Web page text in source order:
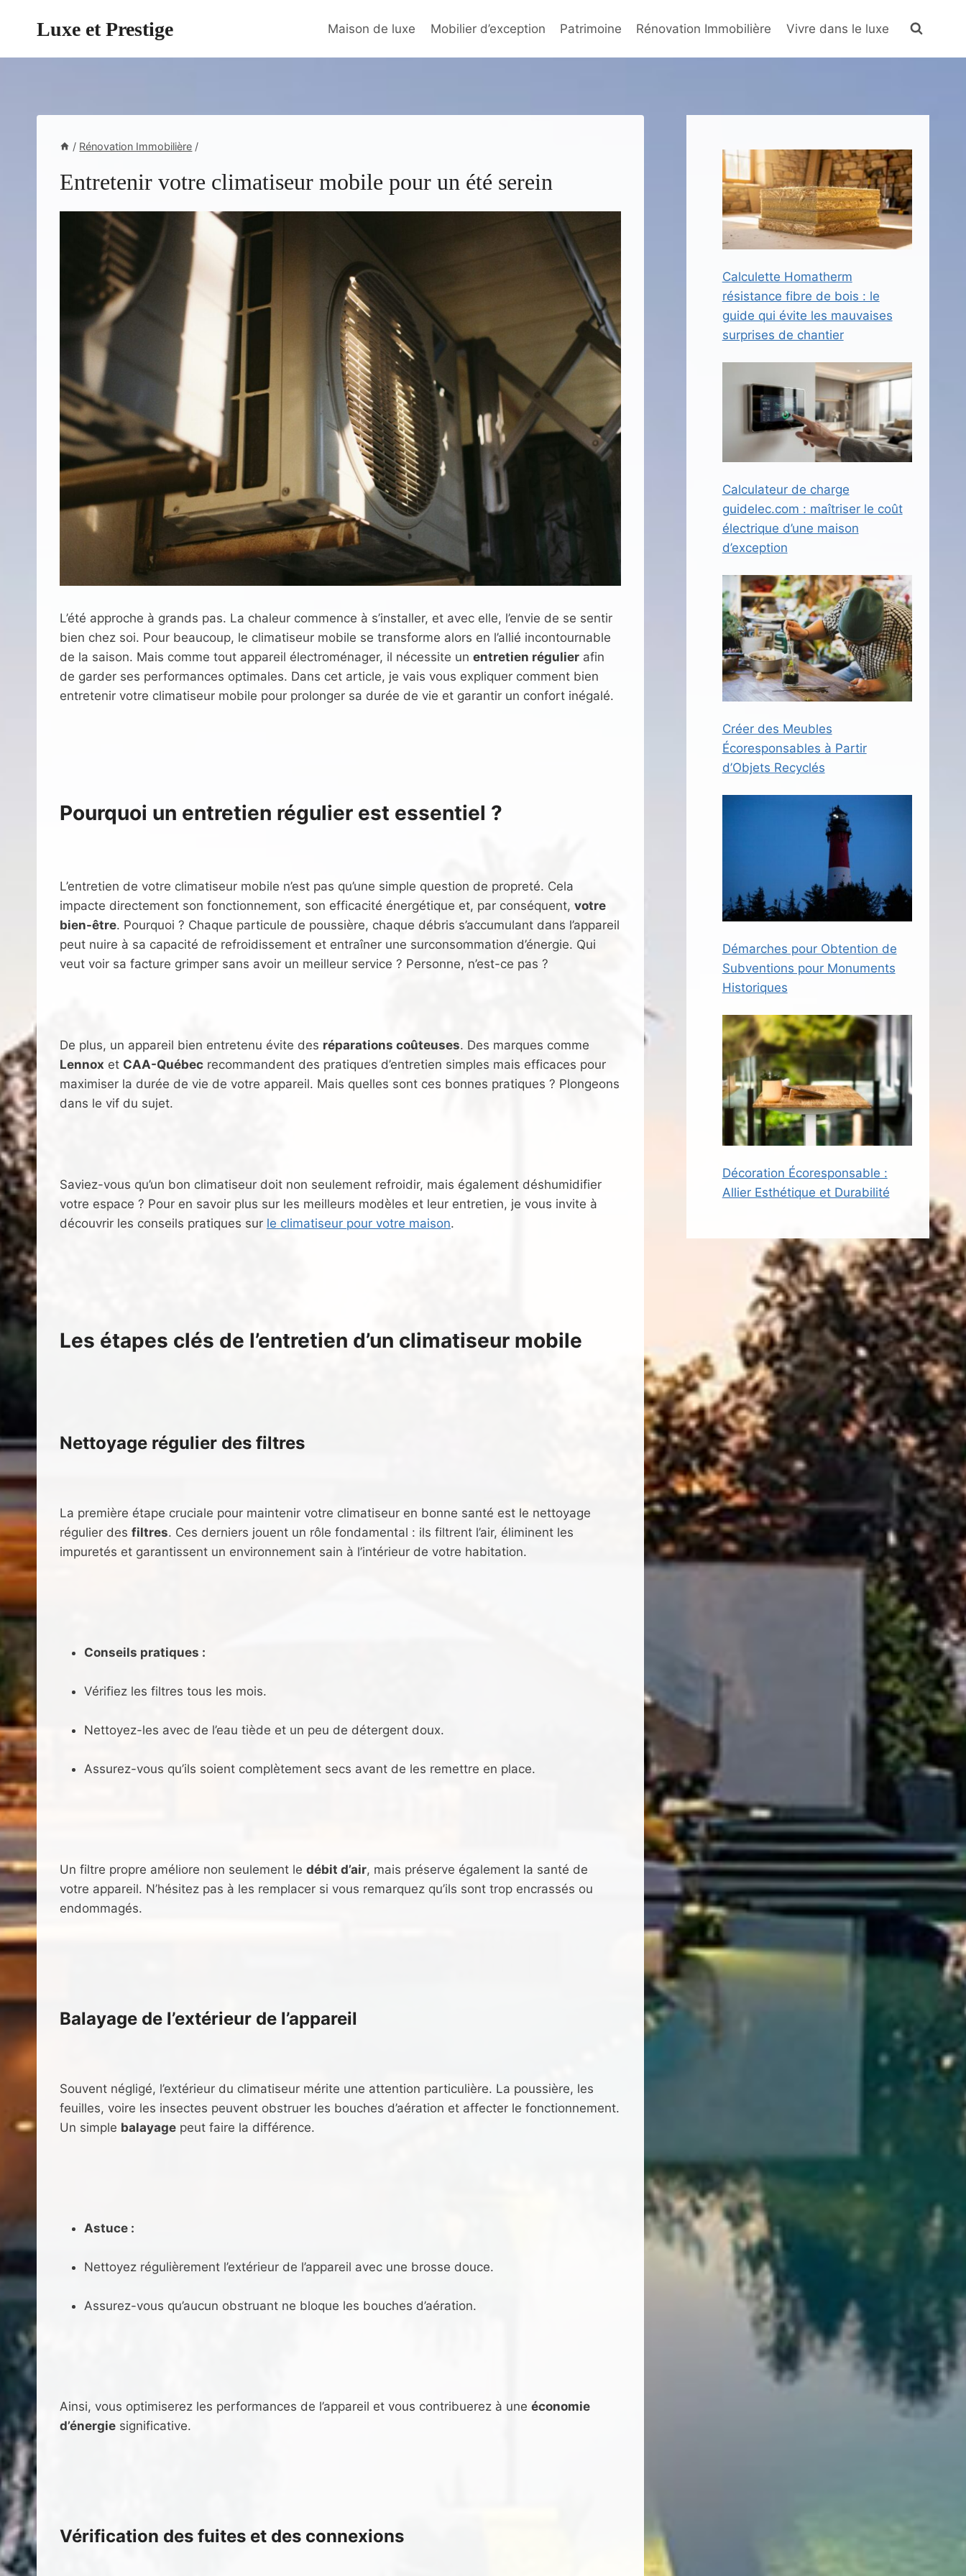
Luxe et Prestige Maison de luxe Mobilier d’exception Patrimoine Rénovation Immobilière Vivre dans le luxe
/ Rénovation Immobilière /
Entretenir votre climatiseur mobile pour un été serein
L’été approche à grands pas. La chaleur commence à s’installer, et avec elle, l’envie de se sentir
bien chez soi. Pour beaucoup, le climatiseur mobile se transforme alors en l’allié incontournable
de la saison. Mais comme tout appareil électroménager, il nécessite un entretien régulier afin
de garder ses performances optimales. Dans cet article, je vais vous expliquer comment bien
entretenir votre climatiseur mobile pour prolonger sa durée de vie et garantir un confort inégalé.
Pourquoi un entretien régulier est essentiel ?
L’entretien de votre climatiseur mobile n’est pas qu’une simple question de propreté. Cela
impacte directement son fonctionnement, son efficacité énergétique et, par conséquent, votre
bien-être. Pourquoi ? Chaque particule de poussière, chaque débris s’accumulant dans l’appareil
peut nuire à sa capacité de refroidissement et entraîner une surconsommation d’énergie. Qui
veut voir sa facture grimper sans avoir un meilleur service ? Personne, n’est-ce pas ?
De plus, un appareil bien entretenu évite des réparations coûteuses. Des marques comme
Lennox et CAA-Québec recommandent des pratiques d’entretien simples mais efficaces pour
maximiser la durée de vie de votre appareil. Mais quelles sont ces bonnes pratiques ? Plongeons
dans le vif du sujet.
Saviez-vous qu’un bon climatiseur doit non seulement refroidir, mais également déshumidifier
votre espace ? Pour en savoir plus sur les meilleurs modèles et leur entretien, je vous invite à
découvrir les conseils pratiques sur le climatiseur pour votre maison.
Les étapes clés de l’entretien d’un climatiseur mobile
Nettoyage régulier des filtres
La première étape cruciale pour maintenir votre climatiseur en bonne santé est le nettoyage
régulier des filtres. Ces derniers jouent un rôle fondamental : ils filtrent l’air, éliminent les
impuretés et garantissent un environnement sain à l’intérieur de votre habitation.
Conseils pratiques :
Vérifiez les filtres tous les mois.
Nettoyez-les avec de l’eau tiède et un peu de détergent doux.
Assurez-vous qu’ils soient complètement secs avant de les remettre en place.
Un filtre propre améliore non seulement le débit d’air, mais préserve également la santé de
votre appareil. N’hésitez pas à les remplacer si vous remarquez qu’ils sont trop encrassés ou
endommagés.
Balayage de l’extérieur de l’appareil
Souvent négligé, l’extérieur du climatiseur mérite une attention particulière. La poussière, les
feuilles, voire les insectes peuvent obstruer les bouches d’aération et affecter le fonctionnement.
Un simple balayage peut faire la différence.
Astuce :
Nettoyez régulièrement l’extérieur de l’appareil avec une brosse douce.
Assurez-vous qu’aucun obstruant ne bloque les bouches d’aération.
Ainsi, vous optimiserez les performances de l’appareil et vous contribuerez à une économie
d’énergie significative.
Vérification des fuites et des connexions
Calculette Homatherm
résistance fibre de bois : le
guide qui évite les mauvaises
surprises de chantier
Calculateur de charge
guidelec.com : maîtriser le coût
électrique d’une maison
d’exception
Créer des Meubles
Écoresponsables à Partir
d’Objets Recyclés
Démarches pour Obtention de
Subventions pour Monuments
Historiques
Décoration Écoresponsable :
Allier Esthétique et Durabilité